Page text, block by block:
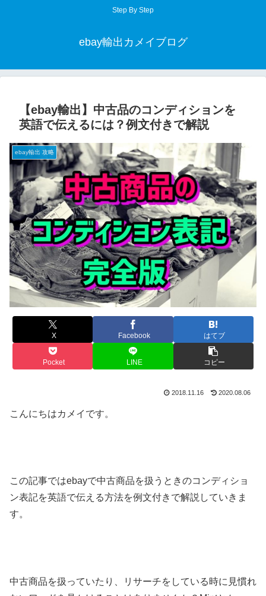
Step By Step
ebay輸出カメイブログ
【ebay輸出】中古品のコンディションを
英語で伝えるには？例文付きで解説
ebay輸出 攻略
X Facebook はてブ
Pocket LINE コピー
2018.11.16 2020.08.06
こんにちはカメイです。
この記事ではebayで中古商品を扱うときのコンディショ
ン表記を英語で伝える方法を例文付きで解説していきま
す。
中古商品を扱っていたり、リサーチをしている時に見慣れ